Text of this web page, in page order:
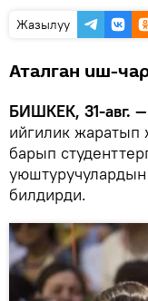
Жазылуу
Аталган иш-
БИШКЕК, 31-авг.
ийгилик жаратып
барып
билдирди.